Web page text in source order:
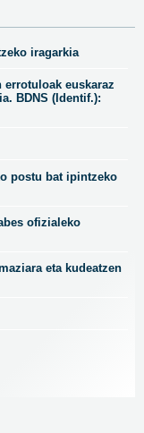
iragarkia
errotuloak euskaraz
BDNS (Identif.):
postu bat ipintzeko
ofizialeko
eta kudeatzen